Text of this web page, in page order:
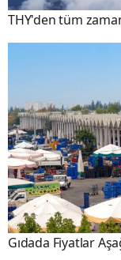
THY'den tüm
Gıdada Fiyatlar